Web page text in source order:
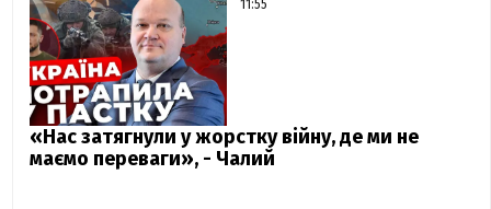
11:55
«Нас затягнули у жорстку війну, де ми не
маємо переваги», - Чалий